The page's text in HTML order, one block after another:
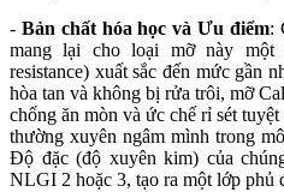
- Bản chất hóa học và Ưu điểm:
mang lại cho loại mỡ này một
resistance) xuất sắc đến mức gần
hòa tan và không bị rửa trôi, mỡ
chống ăn mòn và ức chế rỉ sét
thường xuyên ngâm mình trong
Độ đặc (độ xuyên kim) của
NLGI 2 hoặc 3, tạo ra một lớp phủ